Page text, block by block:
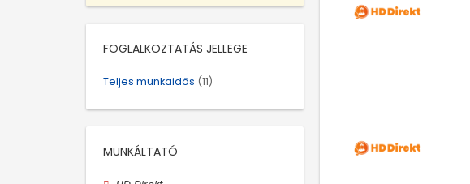
FOGLALKOZTATÁS JELLEGE
Teljes munkaidős (11)
MUNKÁLTATÓ